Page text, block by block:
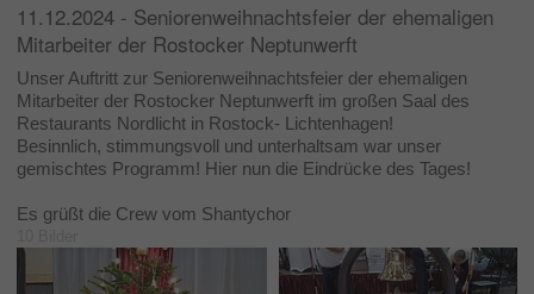
11.12.2024 - Seniorenweihnachtsfeier der ehemaligen
Mitarbeiter der Rostocker Neptunwerft
Unser Auftritt zur Seniorenweihnachtsfeier der ehemaligen
Mitarbeiter der Rostocker Neptunwerft im großen Saal des
Restaurants Nordlicht in Rostock- Lichtenhagen!
Besinnlich, stimmungsvoll und unterhaltsam war unser
gemischtes Programm! Hier nun die Eindrücke des Tages!
Es grüßt die Crew vom Shantychor